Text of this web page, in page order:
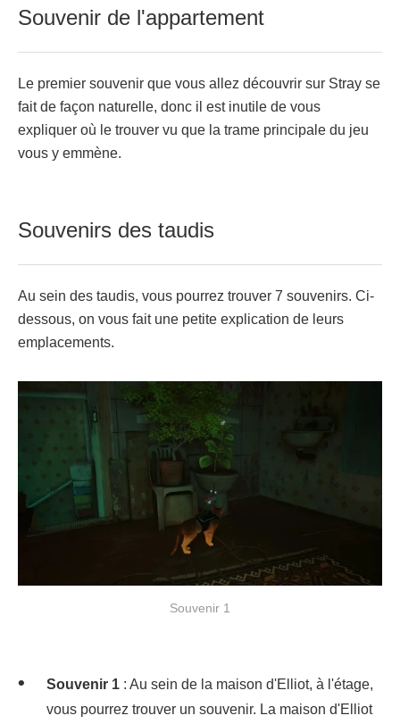
Souvenir de l'appartement
Le premier souvenir que vous allez découvrir sur Stray se
fait de façon naturelle, donc il est inutile de vous
expliquer où le trouver vu que la trame principale du jeu
vous y emmène.
Souvenirs des taudis
Au sein des taudis, vous pourrez trouver 7 souvenirs. Ci-
dessous, on vous fait une petite explication de leurs
emplacements.
Souvenir 1
Souvenir 1 : Au sein de la maison d'Elliot, à l'étage,
vous pourrez trouver un souvenir. La maison d'Elliot